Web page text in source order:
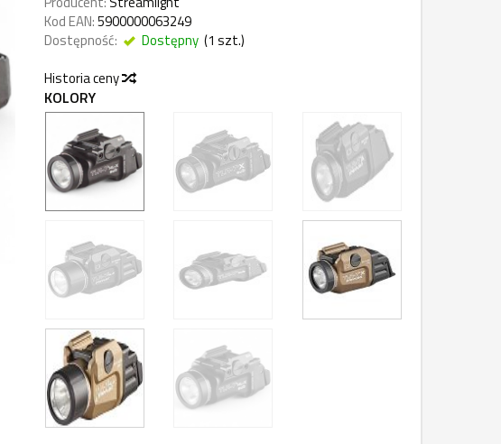
Kod EAN:5900000063249
Dostępność:
Dostępny (1 szt.)
Historia ceny
KOLORY